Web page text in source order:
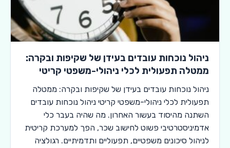
ניהול נוכחות עובדים בעידן של שקיפות ובקרה:
ממטלה תפעולית לכלי ניהולי-משפטי קריטי
ניהול נוכחות עובדים בעידן של שקיפות ובקרה: ממטלה
תפעולית לכלי ניהולי-משפטי קריטי ניהול נוכחות עובדים
השתנה מהיסוד בעשור האחרון. מה שהיה בעבר כלי
אדמיניסטרטיבי פשוט לחישוב שכר, הפך למערכת קריטית
לניהול סיכונים משפטיים, תפעוליים ותדמיתיים. רגולציה